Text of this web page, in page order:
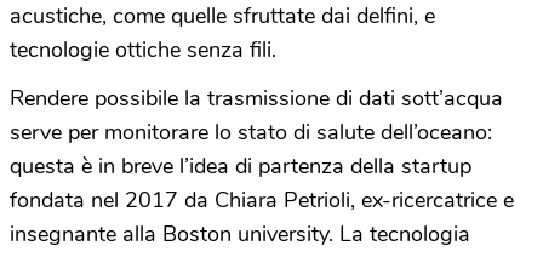
acustiche, come quelle sfruttate dai delfini, e
tecnologie ottiche senza fili.
Rendere possibile la trasmissione di dati sott’acqua
serve per monitorare lo stato di salute dell’oceano:
questa è in breve l’idea di partenza della startup
fondata nel 2017 da Chiara Petrioli, ex-ricercatrice e
insegnante alla Boston university. La tecnologia